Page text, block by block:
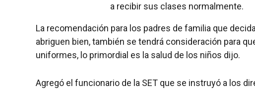
a recibir sus clases normalmente.
La recomendación para los padres de familia que
abriguen bien, también se tendrá consideración para
uniformes, lo primordial es la salud de los niños dijo.
Agregó el funcionario de la SET que se instruyó a los